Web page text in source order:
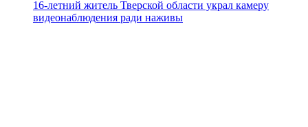
16-летний житель Тверской области украл камеру
видеонаблюдения ради наживы